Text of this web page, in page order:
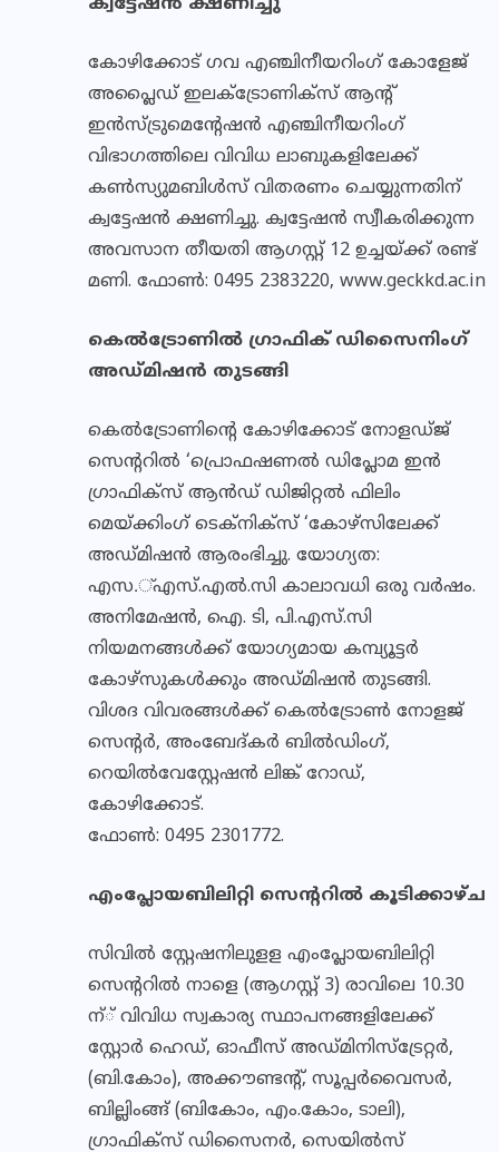
ക്വട്ടേഷന്‍ ക്ഷണിച്ചു
കോഴിക്കോട് ഗവ എഞ്ചിനീയറിംഗ് കോളേജ്
അപ്ലൈഡ് ഇലക്ട്രോണിക്‌സ് ആന്റ്
ഇന്‍സ്ട്രുമെന്റേഷന്‍ എഞ്ചിനീയറിംഗ്
വിഭാഗത്തിലെ വിവിധ ലാബുകളിലേക്ക്
കണ്‍സ്യുമബിള്‍സ് വിതരണം ചെയ്യുന്നതിന്
ക്വട്ടേഷന്‍ ക്ഷണിച്ചു. ക്വട്ടേഷന്‍ സ്വീകരിക്കുന്ന
അവസാന തീയതി ആഗസ്റ്റ് 12 ഉച്ചയ്ക്ക് രണ്ട്
മണി. ഫോണ്‍: 0495 2383220, www.geckkd.ac.in
കെല്‍ട്രോണില്‍ ഗ്രാഫിക് ഡിസൈനിംഗ്
അഡ്മിഷന്‍ തുടങ്ങി
കെല്‍ട്രോണിന്റെ കോഴിക്കോട് നോളഡ്ജ്
സെന്ററില്‍ ‘പ്രൊഫഷണല്‍ ഡിപ്ലോമ ഇന്‍
ഗ്രാഫിക്‌സ് ആന്‍ഡ് ഡിജിറ്റല്‍ ഫിലിം
മെയ്ക്കിംഗ് ടെക്‌നിക്‌സ് ‘കോഴ്‌സിലേക്ക്
അഡ്മിഷന്‍ ആരംഭിച്ചു. യോഗ്യത:
എസ.്എസ്.എല്‍.സി കാലാവധി ഒരു വര്‍ഷം.
അനിമേഷന്‍, ഐ. ടി, പി.എസ്.സി
നിയമനങ്ങള്‍ക്ക് യോഗ്യമായ കമ്പ്യൂട്ടര്‍
കോഴ്‌സുകള്‍ക്കും അഡ്മിഷന്‍ തുടങ്ങി.
വിശദ വിവരങ്ങള്‍ക്ക് കെല്‍ട്രോണ്‍ നോളജ്
സെന്റര്‍, അംബേദ്കര്‍ ബില്‍ഡിംഗ്,
റെയില്‍വേസ്റ്റേഷന്‍ ലിങ്ക് റോഡ്,
കോഴിക്കോട്.
ഫോണ്‍: 0495 2301772.
എംപ്ലോയബിലിറ്റി സെന്ററില്‍ കൂടിക്കാഴ്ച
സിവില്‍ സ്റ്റേഷനിലുളള എംപ്ലോയബിലിറ്റി
സെന്ററില്‍ നാളെ (ആഗസ്റ്റ് 3) രാവിലെ 10.30
ന്് വിവിധ സ്വകാര്യ സ്ഥാപനങ്ങളിലേക്ക്
സ്റ്റോര്‍ ഹെഡ്, ഓഫീസ് അഡ്മിനിസ്‌ട്രേറ്റര്‍,
(ബി.കോം), അക്കൗണ്ടന്റ്, സൂപ്പര്‍വൈസര്‍,
ബില്ലിംങ്ങ് (ബികോം, എം.കോം, ടാലി),
ഗ്രാഫിക്‌സ് ഡിസൈനര്‍, സെയില്‍സ്